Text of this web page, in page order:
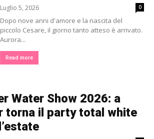
Luglio 5, 2026 0
Dopo nove anni d'amore e la nascita del
piccolo Cesare, il giorno tanto atteso è arrivato.
Aurora...
Read more
Water Show 2026: a
torna il party total white